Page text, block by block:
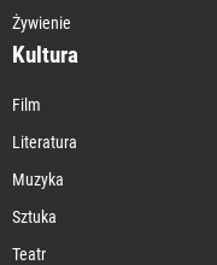
Żywienie
Kultura
Film
Literatura
Muzyka
Sztuka
Teatr